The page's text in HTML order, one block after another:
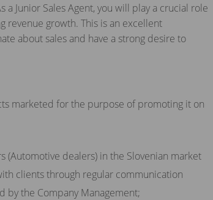
Junior Sales Agent, you will play a crucial role
revenue growth. This is an excellent
about sales and have a strong desire to
marketed for the purpose of promoting it on
dealers) in the Slovenian market
clients through regular communication
by the Company Management;